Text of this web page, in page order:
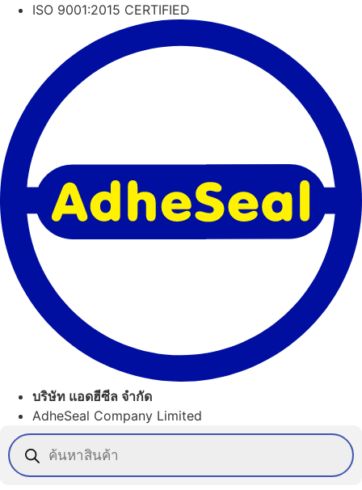
Skip
ISO 9001:2015 CERTIFIED
บริษัท แอดฮีซีล จำกัด
AdheSeal Company Limited
Products
search